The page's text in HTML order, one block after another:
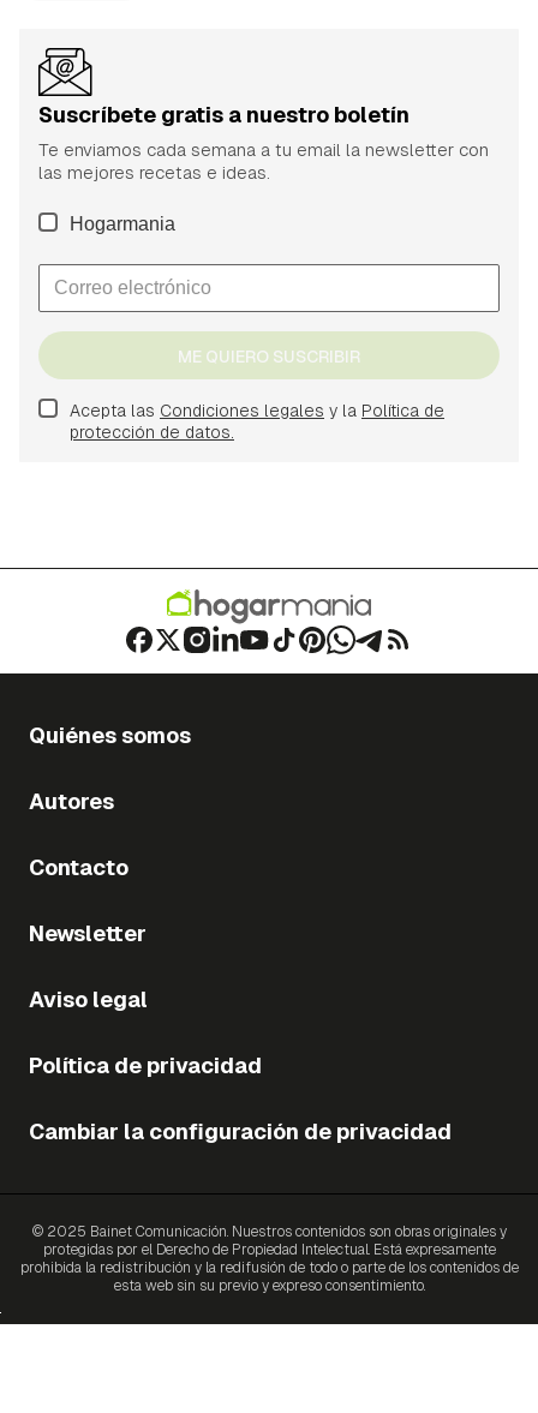
Suscríbete gratis a nuestro boletín
Te enviamos cada semana a tu email la newsletter con
las mejores recetas e ideas.
Hogarmania
ME QUIERO SUSCRIBIR
Acepta las Condiciones legales y la Política de
protección de datos.
Quiénes somos
Autores
Contacto
Newsletter
Aviso legal
Política de privacidad
Cambiar la configuración de privacidad
© 2025 Bainet Comunicación. Nuestros contenidos son obras originales y
protegidas por el Derecho de Propiedad Intelectual. Está expresamente
prohibida la redistribución y la redifusión de todo o parte de los contenidos de
esta web sin su previo y expreso consentimiento.